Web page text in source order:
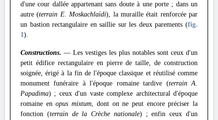
d'une cour dallée appartenant sans doute à une porte ; dans un
autre (terrain E. Moskachlaïdi), la muraille était renforcée par
un bastion rectangulaire en saillie sur les deux parements (fig.
1).
Constructions. — Les vestiges les plus notables sont ceux d'un
petit édifice rectangulaire en pierre de taille, de construction
soignée, érigé à la fin de l'époque classique et réutilisé comme
monument funéraire à l'époque romaine tardive (terrain A.
Papadima) ; ceux d'un vaste complexe architectural d'époque
romaine enopus mixtum, dont on ne peut encore préciser la
fonction (terrain de la Crèche nationale) ; enfin ceux d'un